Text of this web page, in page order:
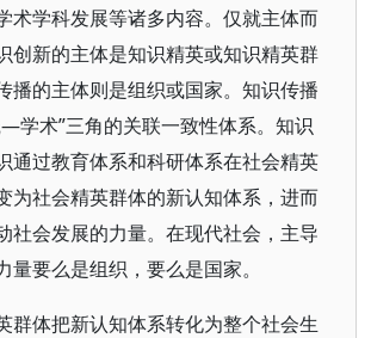
术学科发展等诸多内容。仅就主体而
创新的主体是知识精英或知识精英群
播的主体则是组织或国家。知识传播
学术”三角的关联一致性体系。知识
通过教育体系和科研体系在社会精英
为社会精英群体的新认知体系，进而
社会发展的力量。在现代社会，主导
量要么是组织，要么是国家。
群体把新认知体系转化为整个社会生